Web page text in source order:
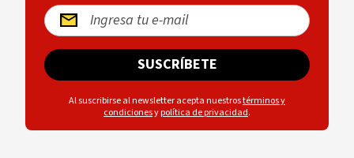
SUSCRÍBETE
Al suscribirse al newsletter acepta nuestrostérminos y
condicionesypolítica de privacidad.